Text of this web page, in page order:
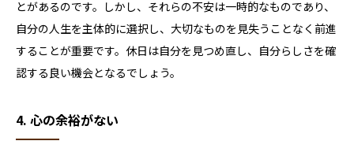
とがあるのです。しかし、それらの不安は一時的なものであり、
自分の人生を主体的に選択し、大切なものを見失うことなく前進
することが重要です。休日は自分を見つめ直し、自分らしさを確
認する良い機会となるでしょう。
4. 心の余裕がない